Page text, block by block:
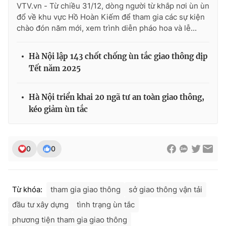
Theo dõi báo trên
Giấy phép hoạt động báo in và báo điện tử số 483/GP-BTTTT
Phó Tổng Biên tập:Nguyễn Thị Mỹ Hạnh, Phạm Quốc Thắng,
Nguyễn Trọng Ninh
Tổng đài VTV: 024.38 355 931 - 024.38 355 932
VTV.vn - Từ chiều 31/12, dòng người từ khắp nơi ùn ùn
đổ về khu vực Hồ Hoàn Kiếm để tham gia các sự kiện
chào đón năm mới, xem trình diễn pháo hoa và lễ...
Hà Nội lập 143 chốt chống ùn tắc giao thông dịp
Tết năm 2025
Hà Nội triển khai 20 ngã tư an toàn giao thông,
kéo giảm ùn tắc
0 0
Từ khóa: tham gia giao thông
sở giao thông vận tải
đầu tư xây dựng
tình trạng ùn tắc
phương tiện tham gia giao thông